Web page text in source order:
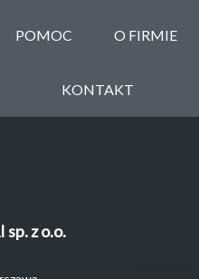
POMOC O FIRMIE
KONTAKT
z o.o.